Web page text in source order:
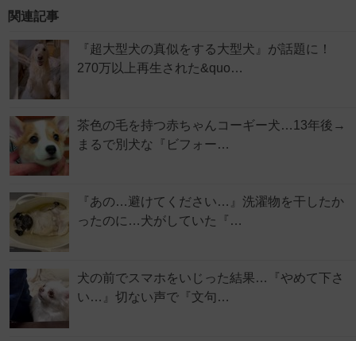
関連記事
『超大型犬の真似をする大型犬』が話題に！
270万以上再生された&quo…
茶色の毛を持つ赤ちゃんコーギー犬…13年後→
まるで別犬な『ビフォー…
『あの…避けてください…』洗濯物を干したか
ったのに…犬がしていた『…
犬の前でスマホをいじった結果…『やめて下さ
い…』切ない声で『文句…